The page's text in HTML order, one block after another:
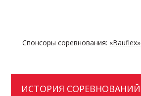
Спонсоры соревнования: «Bauflex»
ИСТОРИЯ СОРЕВНОВАНИЙ